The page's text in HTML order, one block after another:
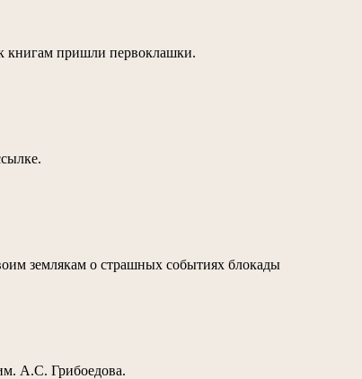
книгам пришли первоклашки.
землякам о страшных событиях блокады
А.С. Грибоедова.